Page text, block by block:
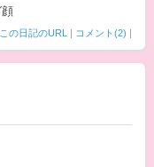
この日記のURL | コメント(2) |